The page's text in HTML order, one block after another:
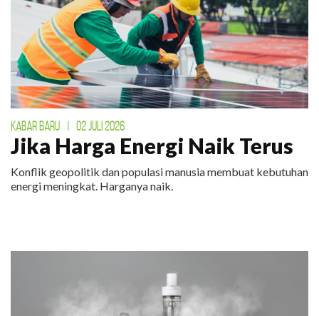
KABAR BARU 02 JULI 2026
Jika Harga Energi Naik Terus
Konflik geopolitik dan populasi manusia membuat kebutuhan
energi meningkat. Harganya naik.